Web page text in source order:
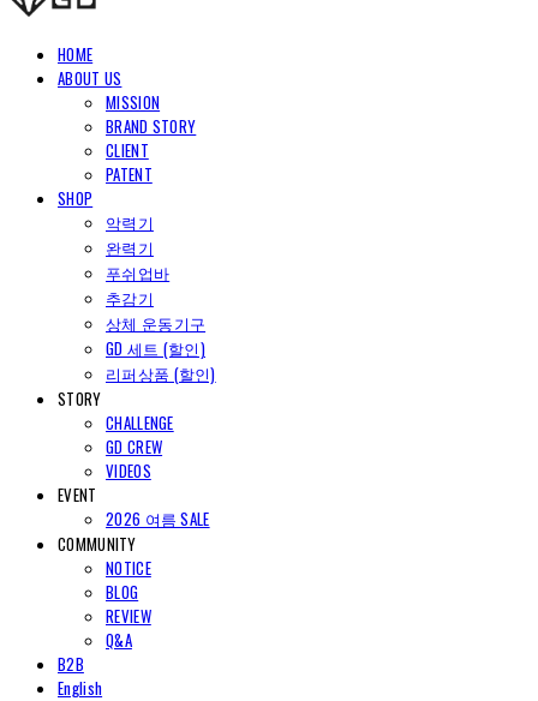
HOME
ABOUT US
MISSION
BRAND STORY
CLIENT
PATENT
SHOP
악력기
완력기
푸쉬업바
추감기
상체 운동기구
GD 세트 (할인)
리퍼상품 (할인)
STORY
CHALLENGE
GD CREW
VIDEOS
EVENT
2026 여름 SALE
COMMUNITY
NOTICE
BLOG
REVIEW
Q&A
B2B
English